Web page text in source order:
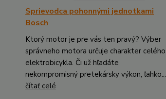
Sprievodca pohonnými jednotkami
Bosch
Ktorý motor je pre vás ten pravý? Výber
správneho motora určuje charakter celého
elektrobicykla. Či už hľadáte
nekompromisný pretekársky výkon, ľahko...
čítať celé